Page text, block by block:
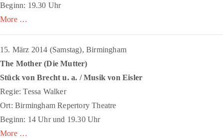
Beginn: 19.30 Uhr
More …
15. März 2014 (Samstag), Birmingham
The Mother (Die Mutter)
Stück von Brecht u. a. / Musik von Eisler
Regie: Tessa Walker
Ort: Birmingham Repertory Theatre
Beginn: 14 Uhr und 19.30 Uhr
More …